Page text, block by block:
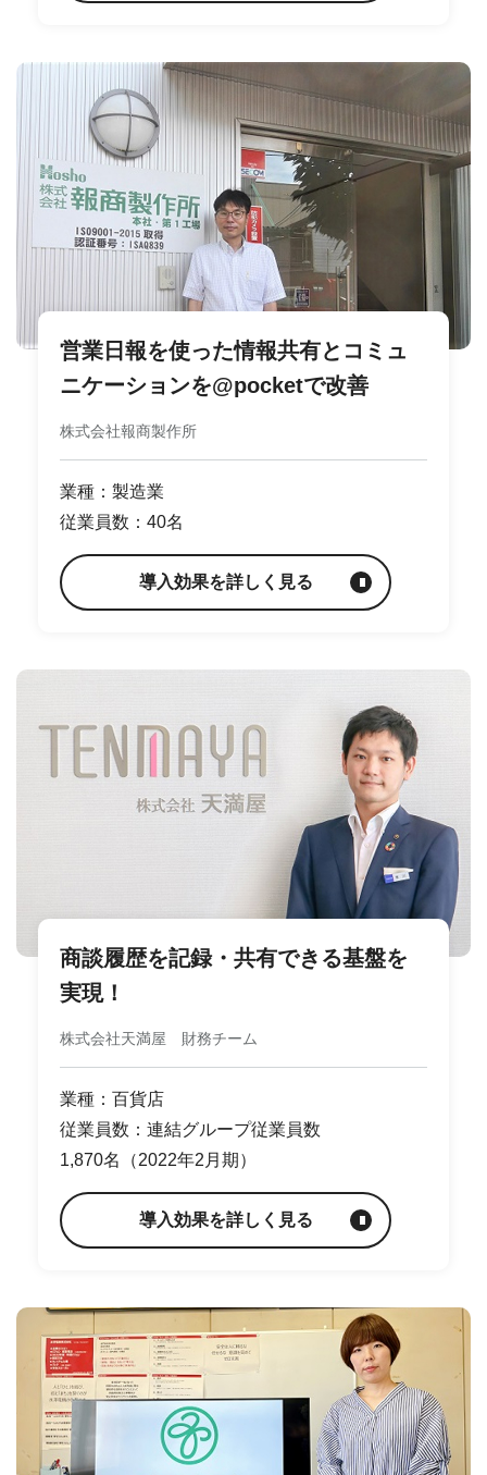
営業日報を使った情報共有とコミュ
ニケーションを@pocketで改善
株式会社報商製作所
業種：製造業
従業員数：40名
導入効果を詳しく見る
商談履歴を記録・共有できる基盤を
実現！
株式会社天満屋 財務チーム
業種：百貨店
従業員数：連結グループ従業員数
1,870名（2022年2月期）
導入効果を詳しく見る